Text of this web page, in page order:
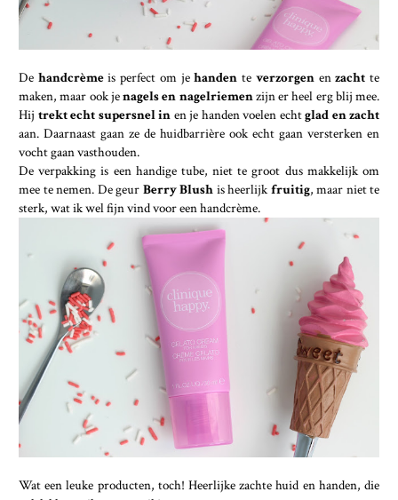
De handcrèmeis perfect om jehandente verzorgen enzachtte
maken, maar ook jenagels en nagelriemenzijn er heel erg blij mee.
Hij trekt echt supersnel in en je handen voelen echtglad en zacht
aan. Daarnaast gaan ze de huidbarrière ook echt gaan versterken en
vocht gaan vasthouden.
De verpakking is een handige tube, niet te groot dus makkelijk om
mee te nemen. De geur Berry Blush is heerlijkfruitig, maar niet te
sterk, wat ik wel fijn vind voor een handcrème.
Wat een leuke producten, toch! Heerlijke zachte huid en handen, die